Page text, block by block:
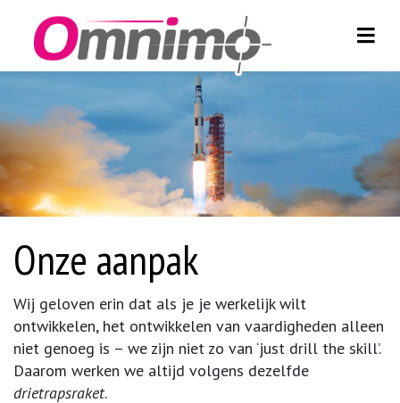
Skip to content
Onze aanpak
Wij geloven erin dat als je je werkelijk wilt
ontwikkelen, het ontwikkelen van vaardigheden alleen
niet genoeg is – we zijn niet zo van ‘just drill the skill’.
Daarom werken we altijd volgens dezelfde
drietrapsraket.